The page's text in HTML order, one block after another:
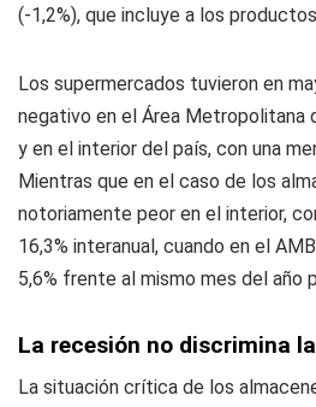
(-1,2%), que incluye a los
Los supermercados tuvieron en
negativo en el Área Metropolitana
y en el interior del país, con una
Mientras que en el caso de los
notoriamente peor en el interior,
16,3% interanual, cuando en el
5,6% frente al mismo mes del año
La recesión no discrimina
La situación crítica de los